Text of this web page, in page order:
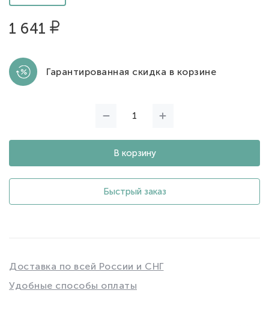
1 641
Гарантированная скидка в корзине
В корзину
Быстрый заказ
Доставка по всей России и СНГ
Удобные способы оплаты